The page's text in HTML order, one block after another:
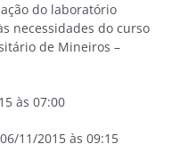
do laboratório
necessidades do curso
de Mineiros –
às 07:00
06/11/2015 às 09:15